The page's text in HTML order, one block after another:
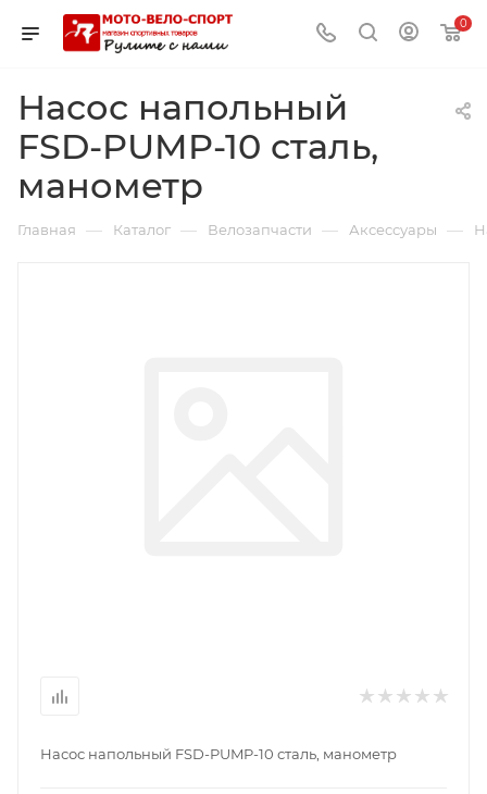
0
Насос напольный
FSD-PUMP-10 сталь,
манометр
Главная — Каталог — Велозапчасти — Аксессуары —
Насос напольный FSD-PUMP-10 сталь, манометр